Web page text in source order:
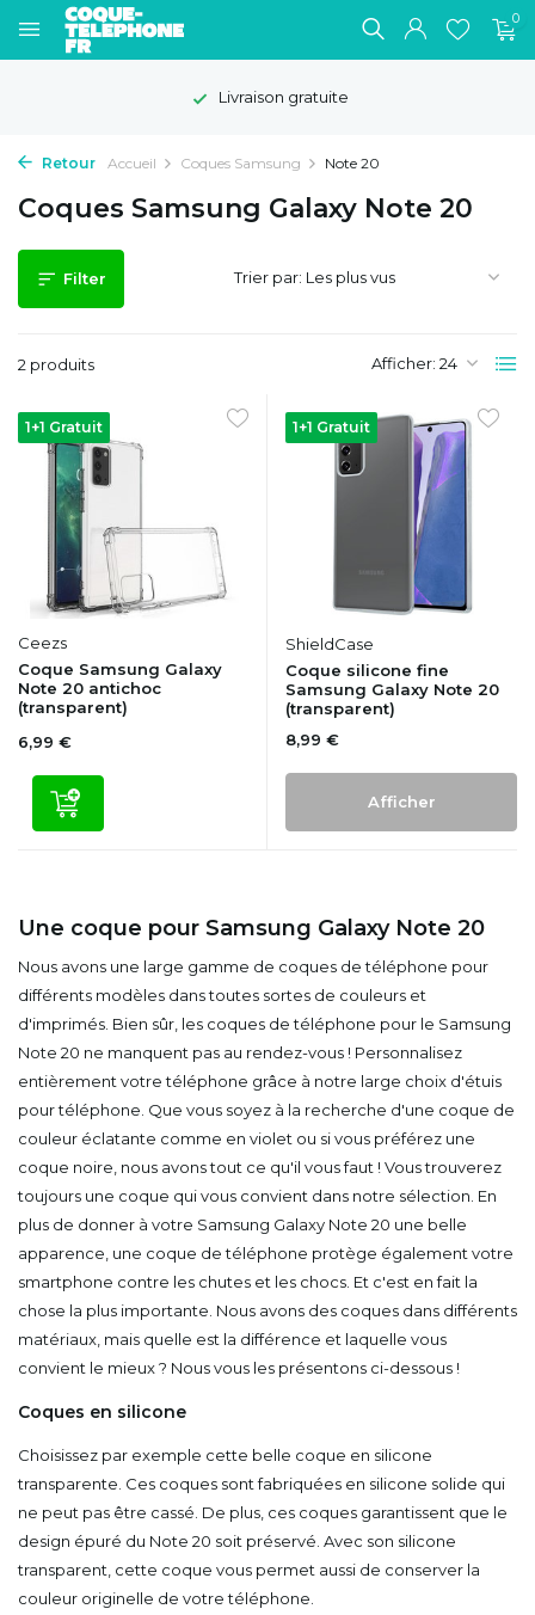
0
Livraison gratuite
Retour Accueil Coques Samsung Note 20
Coques Samsung Galaxy Note 20
Filter
2 produits Afficher:
Trier par:
1+1 Gratuit
Ceezs
Coque Samsung Galaxy
Note 20 antichoc
(transparent)
6,99 €
1+1 Gratuit
ShieldCase
Coque silicone fine
Samsung Galaxy Note 20
(transparent)
8,99 €
Afficher
Une coque pour Samsung Galaxy Note 20
Nous avons une large gamme de coques de téléphone pour
différents modèles dans toutes sortes de couleurs et
d'imprimés. Bien sûr, les coques de téléphone pour le Samsung
Note 20 ne manquent pas au rendez-vous ! Personnalisez
entièrement votre téléphone grâce à notre large choix d'étuis
pour téléphone. Que vous soyez à la recherche d'une coque de
couleur éclatante comme en violet ou si vous préférez une
coque noire, nous avons tout ce qu'il vous faut ! Vous trouverez
toujours une coque qui vous convient dans notre sélection. En
plus de donner à votre Samsung Galaxy Note 20 une belle
apparence, une coque de téléphone protège également votre
smartphone contre les chutes et les chocs. Et c'est en fait la
chose la plus importante. Nous avons des coques dans différents
matériaux, mais quelle est la différence et laquelle vous
convient le mieux ? Nous vous les présentons ci-dessous !
Coques en silicone
Choisissez par exemple cette belle coque en silicone
transparente. Ces coques sont fabriquées en silicone solide qui
ne peut pas être cassé. De plus, ces coques garantissent que le
design épuré du Note 20 soit préservé. Avec son silicone
transparent, cette coque vous permet aussi de conserver la
couleur originelle de votre téléphone.